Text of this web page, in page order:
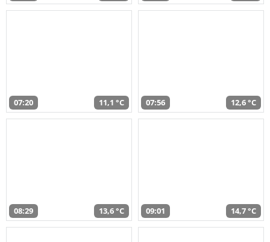
07:20 11,1 °C 07:56 12,6 °C
08:29 13,6 °C 09:01 14,7 °C